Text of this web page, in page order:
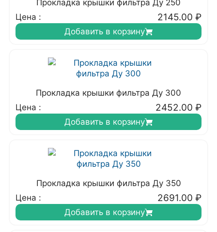
Прокладка крышки фильтра Ду 250
Цена :
2145.00 ₽
Добавить в корзину
Прокладка крышки фильтра Ду 300
Цена :
2452.00 ₽
Добавить в корзину
Прокладка крышки фильтра Ду 350
Цена :
2691.00 ₽
Добавить в корзину